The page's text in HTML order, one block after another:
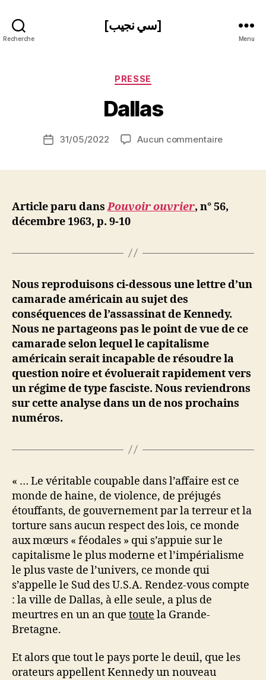
Recherche
[سي نجيب]
Menu
Catégories
PRESSE
Dallas
de
S
N
Date31/05/2022 Aucun commentairesur
Article paru dansPouvoir ouvrier, n° 56,
décembre 1963, p. 9-10
Nous reproduisons ci-dessous une lettre d’un
camarade américain au sujet des
conséquences de l’assassinat de Kennedy.
Nous ne partageons pas le point de vue de ce
camarade selon lequel le capitalisme
américain serait incapable de résoudre la
question noire et évoluerait rapidement vers
un régime de type fasciste. Nous reviendrons
sur cette analyse dans un de nos prochains
numéros.
« … Le véritable coupable dans l’affaire est ce
monde de haine, de violence, de préjugés
étouffants, de gouvernement par la terreur et la
torture sans aucun respect des lois, ce monde
aux mœurs « féodales » qui s’appuie sur le
capitalisme le plus moderne et l’impérialisme
le plus vaste de l’univers, ce monde qui
s’appelle le Sud des U.S.A. Rendez-vous compte
: la ville de Dallas, à elle seule, a plus de
meurtres en un an que toute la Grande-
Bretagne.
Et alors que tout le pays porte le deuil, que les
orateurs appellent Kennedy un nouveau